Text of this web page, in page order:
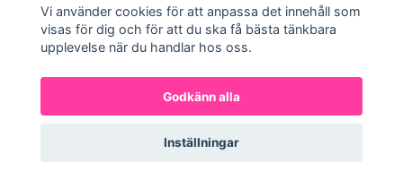
Sociala medier
© 2026 Gunns ModePowered by Quickbutik
Vi använder cookies för att anpassa det innehåll som
visas för dig och för att du ska få bästa tänkbara
upplevelse när du handlar hos oss.
Godkänn alla
Inställningar